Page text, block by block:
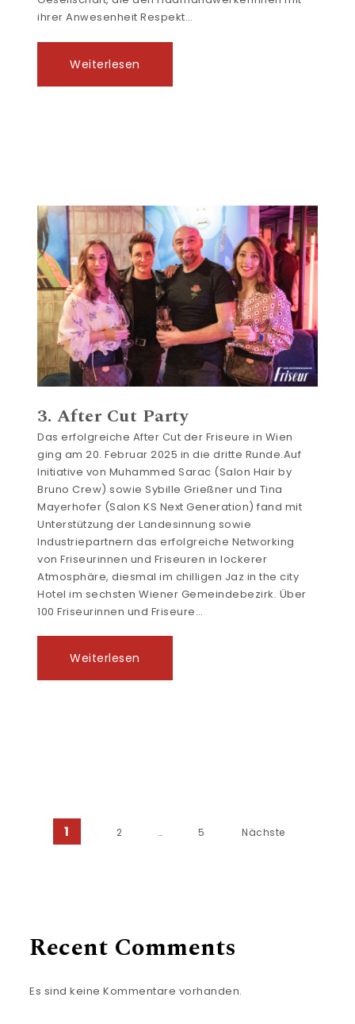
ihrer Anwesenheit Respekt…
Weiterlesen
3. After Cut Party
Das erfolgreiche After Cut der Friseure in Wien
ging am 20. Februar 2025 in die dritte Runde.Auf
Initiative von Muhammed Sarac (Salon Hair by
Bruno Crew) sowie Sybille Grießner und Tina
Mayerhofer (Salon KS Next Generation) fand mit
Unterstützung der Landesinnung sowie
Industriepartnern das erfolgreiche Networking
von Friseurinnen und Friseuren in lockerer
Atmosphäre, diesmal im chilligen Jaz in the city
Hotel im sechsten Wiener Gemeindebezirk. Über
100 Friseurinnen und Friseure…
Weiterlesen
1 2 … 5 Nächste
Recent Comments
Es sind keine Kommentare vorhanden.